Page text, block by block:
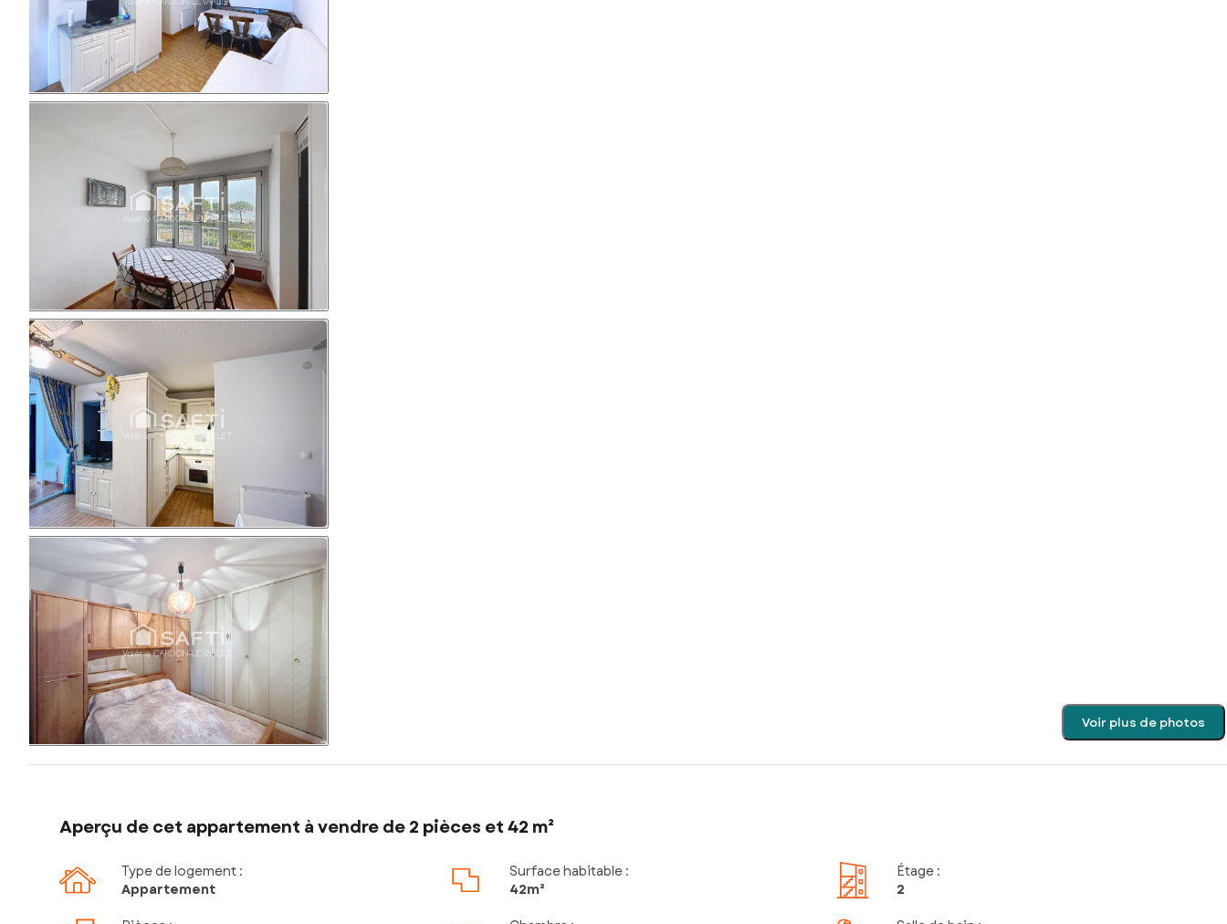
Voir plus de photos
Aperçu de cet appartement à vendre de 2 pièces et 42 m²
Type de logement :
Appartement
Surface habitable :
42m²
Étage :
2